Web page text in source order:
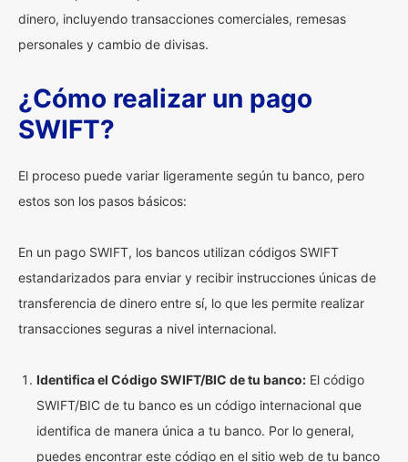
dinero, incluyendo transacciones comerciales, remesas
personales y cambio de divisas.
¿Cómo realizar un pago
SWIFT?
El proceso puede variar ligeramente según tu banco, pero
estos son los pasos básicos:
En un pago SWIFT, los bancos utilizan códigos SWIFT
estandarizados para enviar y recibir instrucciones únicas de
transferencia de dinero entre sí, lo que les permite realizar
transacciones seguras a nivel internacional.
Identifica el Código SWIFT/BIC de tu banco: El código
SWIFT/BIC de tu banco es un código internacional que
identifica de manera única a tu banco. Por lo general,
puedes encontrar este código en el sitio web de tu banco